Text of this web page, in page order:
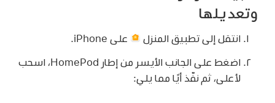
وتعديلها
انتقل إلى تطبيق المنزل على iPhone.
اضغط على الجانب الأيسر من إطار HomePod، اسحب
لأعلى، ثم نفّذ أيًا مما يلي: